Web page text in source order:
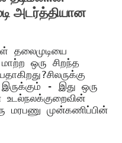
அடர்த்தியான
தலைமுடியை
ஒரு சிறந்த
இருக்கும் - இது ஒரு
மரபணு முன்கணிப்பின்